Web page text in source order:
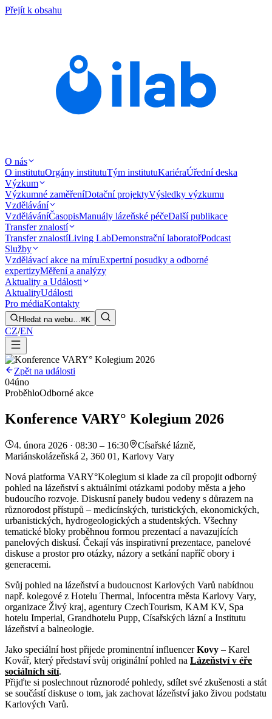
Přejít k obsahu
O nás
O institutuOrgány institutuTým institutuKariéraÚřední deska
Výzkum
Výzkumné zaměřeníDotační projektyVýsledky výzkumu
Vzdělávání
VzděláváníČasopisManuály lázeňské péčeDalší publikace
Transfer znalostí
Transfer znalostíLiving LabDemonstrační laboratořPodcast
Služby
Vzdělávací akce na míruExpertní posudky a odborné
expertizyMěření a analýzy
Aktuality a Události
AktualityUdálosti
Pro médiaKontakty
Hledat na webu…⌘K
CZ/EN
Zpět na události
04úno
ProběhloOdborné akce
Konference VARY° Kolegium 2026
4. února 2026 · 08:30 – 16:30
Císařské lázně,
Mariánskolázeňská 2, 360 01, Karlovy Vary
Nová platforma VARY°Kolegium si klade za cíl propojit odborný
pohled na lázeňství s aktuálními otázkami podoby města a jeho
budoucího rozvoje. Diskusní panely budou vedeny s důrazem na
různorodost přístupů – medicínských, turistických, ekonomických,
urbanistických, hydrogeologických a studentských. Všechny
tematické bloky proběhnou formou prezentací a navazujících
panelových diskusí. Čekají vás inspirativní prezentace, panelové
diskuse a prostor pro otázky, názory a setkání napříč obory i
generacemi.
Svůj pohled na lázeňství a budoucnost Karlových Varů nabídnou
např. kolegové z Hotelu Thermal, Infocentra města Karlovy Vary,
organizace Živý kraj, agentury CzechTourism, KAM KV, Spa
hotelu Imperial, Grandhotelu Pupp, Císařských lázní a Institutu
lázeňství a balneologie.
Jako speciální host přijede prominentní influencerKovy – Karel
Kovář, který představí svůj originální pohled na Lázeňství v éře
sociálních sítí.
Přijďte si poslechnout různorodé pohledy, sdílet své zkušenosti a stát
se součástí diskuse o tom, jak zachovat lázeňství jako živou podstatu
Karlových Varů.